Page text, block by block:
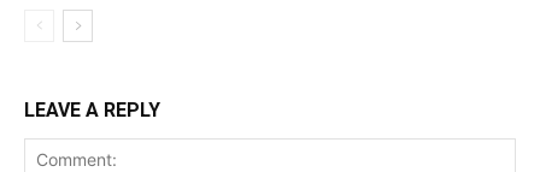
LEAVE A REPLY